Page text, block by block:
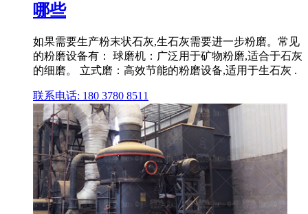
哪些
如果需要生产粉末状石灰,生石灰需要进一步粉磨。常见
的粉磨设备有： 球磨机：广泛用于矿物粉磨,适合于石灰
的细磨。 立式磨：高效节能的粉磨设备,适用于生石灰 .
联系电话: 180 3780 8511